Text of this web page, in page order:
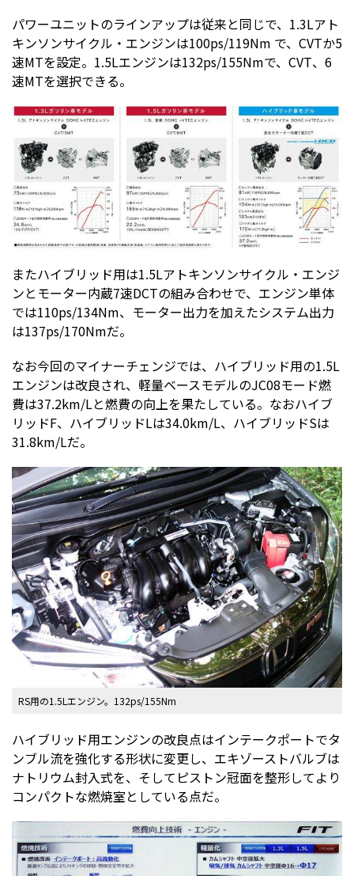
パワーユニットのラインアップは従来と同じで、1.3Lアト
キンソンサイクル・エンジンは100ps/119Nm で、CVTか5
速MTを設定。1.5Lエンジンは132ps/155Nmで、CVT、6
速MTを選択できる。
またハイブリッド用は1.5Lアトキンソンサイクル・エンジ
ンとモーター内蔵7速DCTの組み合わせで、エンジン単体
では110ps/134Nm、モーター出力を加えたシステム出力
は137ps/170Nmだ。
なお今回のマイナーチェンジでは、ハイブリッド用の1.5L
エンジンは改良され、軽量ベースモデルのJC08モード燃
費は37.2km/Lと燃費の向上を果たしている。なおハイブ
リッドF、ハイブリッドLは34.0km/L、ハイブリッドSは
31.8km/Lだ。
RS用の1.5Lエンジン。132ps/155Nm
ハイブリッド用エンジンの改良点はインテークポートでタ
ンブル流を強化する形状に変更し、エキゾーストバルブは
ナトリウム封入式を、そしてピストン冠面を整形してより
コンパクトな燃焼室としている点だ。